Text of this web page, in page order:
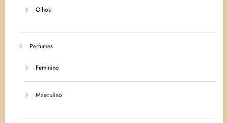
Olhos
Perfumes
Feminino
Masculino